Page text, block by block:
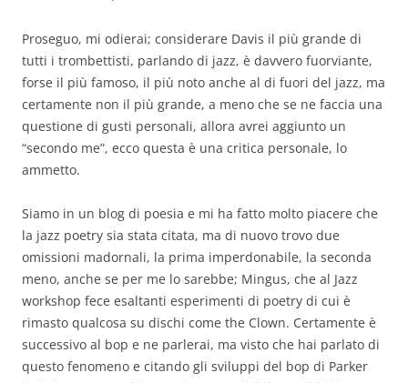
Proseguo, mi odierai; considerare Davis il più grande di
tutti i trombettisti, parlando di jazz, è davvero fuorviante,
forse il più famoso, il più noto anche al di fuori del jazz, ma
certamente non il più grande, a meno che se ne faccia una
questione di gusti personali, allora avrei aggiunto un
“secondo me”, ecco questa è una critica personale, lo
ammetto.
Siamo in un blog di poesia e mi ha fatto molto piacere che
la jazz poetry sia stata citata, ma di nuovo trovo due
omissioni madornali, la prima imperdonabile, la seconda
meno, anche se per me lo sarebbe; Mingus, che al Jazz
workshop fece esaltanti esperimenti di poetry di cui è
rimasto qualcosa su dischi come the Clown. Certamente è
successivo al bop e ne parlerai, ma visto che hai parlato di
questo fenomeno e citando gli sviluppi del bop di Parker